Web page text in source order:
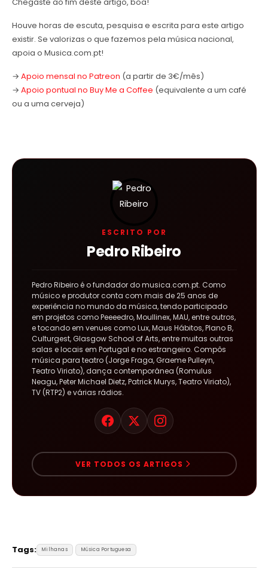
Houve horas de escuta, pesquisa e escrita para este artigo
existir. Se valorizas o que fazemos pela música nacional,
apoia o Musica.com.pt!
→ Apoio mensal no Patreon (a partir de 3€/mês)
→ Apoio pontual no Buy Me a Coffee (equivalente a um café
ou a uma cerveja)
ESCRITO POR
Pedro Ribeiro
Pedro Ribeiro é o fundador do musica.com.pt. Como
músico e produtor conta com mais de 25 anos de
experiência no mundo da música, tendo participado
em projetos como Peeeedro, Moullinex, MAU, entre outros,
e tocando em venues como Lux, Maus Hábitos, Plano B,
Culturgest, Glasgow School of Arts, entre muitas outras
salas e locais em Portugal e no estrangeiro. Compôs
música para teatro (Jorge Fraga, Graeme Pulleyn,
Teatro Viriato), dança contemporânea (Romulus
Neagu, Peter Michael Dietz, Patrick Murys, Teatro Viriato),
TV (RTP2) e várias rádios.
VER TODOS OS ARTIGOS
Tags: Milhanas Música Portuguesa